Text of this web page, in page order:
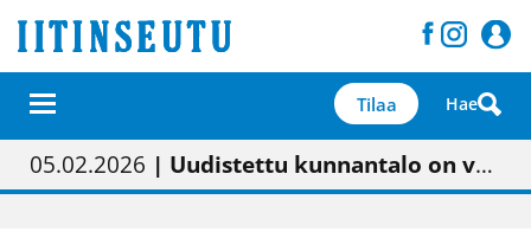
Tilaa Hae
01.02.2026 | Painon vaihtumisen pitäisi näkyä hieman parempana painojäljen laatuna lehdessä
05.02.2026 | Uudistettu kunnantalo on valoisa
23.04.2026 | “Olemme käynnistämässä uudelleen keskustavisiotyön”
09.05.2026| "Maalla on totuttu elämään omavaraisemmin kuin kaupungissa"